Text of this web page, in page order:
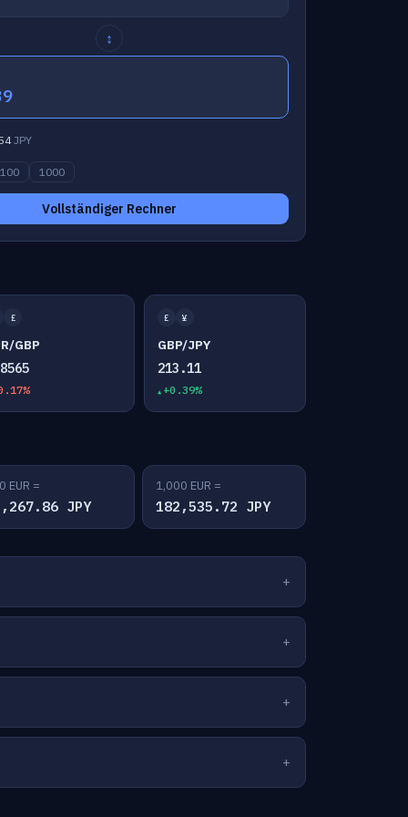
↕
JPY
100 1000
Vollständiger Rechner
£
GBP
£ ¥
GBP/JPY
213.11
+0.39%
EUR =
JPY
1,000 EUR =
182,535.72 JPY